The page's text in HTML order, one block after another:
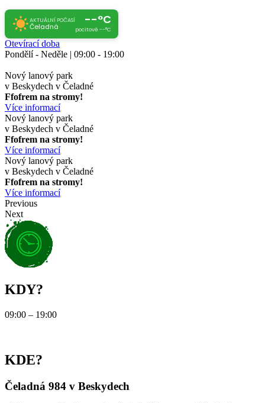
AKTUÁLNÍ POČASÍ
Čeladná --°C
pocitově --°C
Otevírací doba
Pondělí - Neděle | 09:00 - 19:00
Nový lanový park
v Beskydech v Čeladné
Ffofrem na stromy!
Více informací
Nový lanový park
v Beskydech v Čeladné
Ffofrem na stromy!
Více informací
Nový lanový park
v Beskydech v Čeladné
Ffofrem na stromy!
Více informací
Previous
Next
KDY?
09:00 – 19:00
KDE?
Čeladná 984 v Beskydech